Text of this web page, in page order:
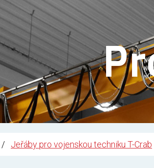
Jeřáby pro vojenskou techniku T-Crab